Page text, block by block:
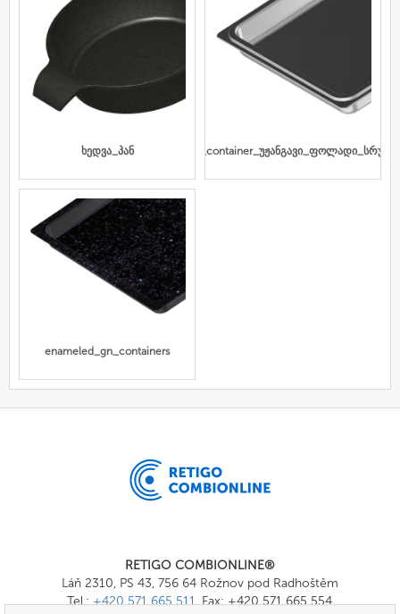
ხედვა_პან Gn_container_უჟანგავი_ფოლადი_სრული
enameled_gn_containers
RETIGO COMBIONLINE®
Láň 2310, PS 43, 756 64 Rožnov pod Radhoštěm
Tel.:+420 571 665 511, Fax: +420 571 665 554